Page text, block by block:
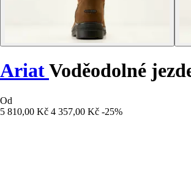
AriatVoděodolné
Od
5 810,00 Kč 4 357,00 Kč -25%